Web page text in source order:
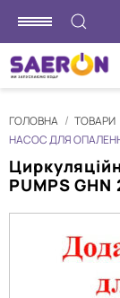
ГОЛОВНА ТОВАРИ
НАСОС ДЛЯ
PUMPS